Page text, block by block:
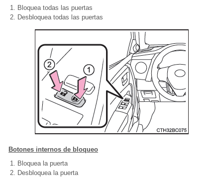
Bloquea todas las puertas
Desbloquea todas las puertas
Botones internos de bloqueo
Bloquea la puerta
Desbloquea la puerta